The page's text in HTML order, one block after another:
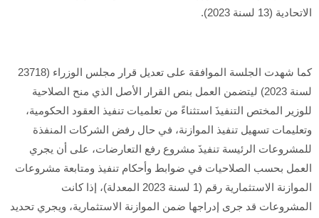
الاتحادية (13 لسنة 2023).
كما شهدت الجلسة الموافقة على تعديل قرار مجلس الوزراء (23718
لسنة 2023) ليتضمن العمل بنص القرار الأصل الذي منح الصلاحية
للوزير المختص التنفيذَ استثناءً من تعلميات تنفيذ العقود الحكومية،
وتعليمات تسهيل تنفيذ الموازنة، في حال رفض الشركات المنفذة
للمشروعات الرئيسة تنفيذَ مشروع رفع التعارضات، على أن يجري
العمل بحسب الصلاحيات في ضوابط وأحكام تنفيذ ومتابعة مشروعات
الموازنة الاستثمارية رقم (1 لسنة 2023 المعدلة)، إذا كانت
المشروعات قد جرى إدراجها ضمن الموازنة الاستثمارية، ويجري تحديد